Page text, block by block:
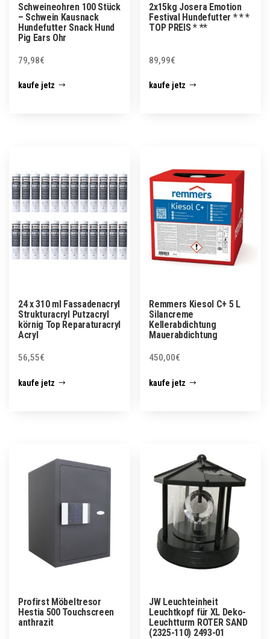
Schweineohren 100 Stück
– Schwein Kausnack
Hundefutter Snack Hund
Pig Ears Ohr
79,98€
kaufe jetz
2x15kg Josera Emotion
Festival Hundefutter * * *
TOP PREIS * **
89,99€
kaufe jetz
24 x 310 ml Fassadenacryl
Strukturacryl Putzacryl
körnig Top Reparaturacryl
Acryl
56,55€
kaufe jetz
Remmers Kiesol C+ 5 L
Silancreme
Kellerabdichtung
Mauerabdichtung
450,00€
kaufe jetz
Profirst Möbeltresor
Hestia 500 Touchscreen
anthrazit
JW Leuchteinheit
Leuchtkopf für XL Deko-
Leuchtturm ROTER SAND
(2325-110) 2493-01